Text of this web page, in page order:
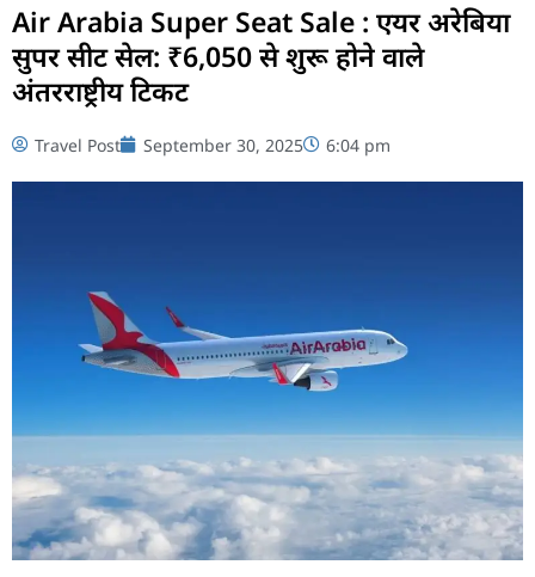
Air Arabia Super Seat Sale : एयर अरेबिया
सुपर सीट सेल: ₹6,050 से शुरू होने वाले
अंतरराष्ट्रीय टिकट
Travel Post September 30, 2025 6:04 pm